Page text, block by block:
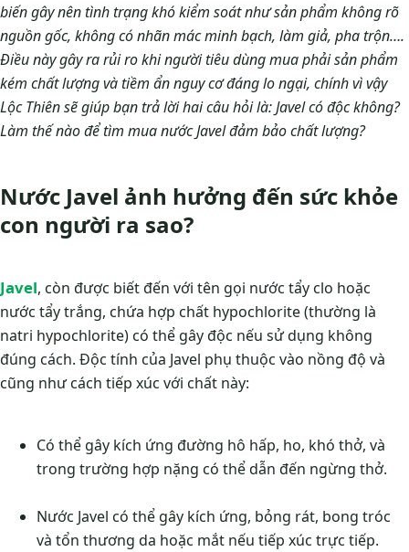
biến gây nên tình trạng khó kiểm soát như sản phẩm không rõ
nguồn gốc, không có nhãn mác minh bạch, làm giả, pha trộn….
Điều này gây ra rủi ro khi người tiêu dùng mua phải sản phẩm
kém chất lượng và tiềm ẩn nguy cơ đáng lo ngại, chính vì vậy
Lộc Thiên sẽ giúp bạn trả lời hai câu hỏi là: Javel có độc không?
Làm thế nào để tìm mua nước Javel đảm bảo chất lượng?
Nước Javel ảnh hưởng đến sức khỏe
con người ra sao?
Javel, còn được biết đến với tên gọi nước tẩy clo hoặc
nước tẩy trắng, chứa hợp chất hypochlorite (thường là
natri hypochlorite) có thể gây độc nếu sử dụng không
đúng cách. Độc tính của Javel phụ thuộc vào nồng độ và
cũng như cách tiếp xúc với chất này:
Có thể gây kích ứng đường hô hấp, ho, khó thở, và
trong trường hợp nặng có thể dẫn đến ngừng thở.
Nước Javel có thể gây kích ứng, bỏng rát, bong tróc
và tổn thương da hoặc mắt nếu tiếp xúc trực tiếp.